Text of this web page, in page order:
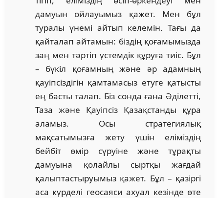
дамуын ойлауымыз қажет. Мен бұл
туралы үнемі айтып келемін. Тағы да
қайталап айтамын: біздің қоғамымызда
заң мен тәртіп үстемдік құруға тиіс. Бұл
– бүкіл қоғамның және әр адамның
қауіпсіздігін қамтамасыз етуге қатысты
ең басты талап. Біз сонда ғана Әділетті,
Таза және Қауіпсіз Қазақстанды құра
аламыз. Осы стратегиялық
мақсатымызға жету үшін еліміздің
бейбіт өмір сүруіне және тұрақты
дамуына қолайлы сыртқы жағдай
қалыптастыруымыз қажет. Бұл – қазіргі
аса күрделі геосаяси ахуал кезінде өте